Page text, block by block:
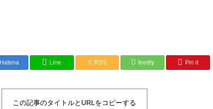
Hatena Line RSS feedly Pin it
この記事のタイトルとURLをコピーする